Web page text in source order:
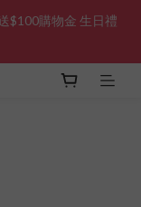
$100購物金 生日禮